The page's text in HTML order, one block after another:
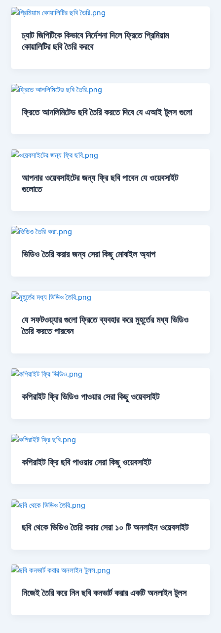
চ্যাট জিপিটিকে কিভাবে নির্দেশনা দিলে ফ্রিতে প্রিমিয়াম
কোয়ালিটির ছবি তৈরি করবে
ফ্রিতে আনলিমিটেড ছবি তৈরি করতে দিবে যে এআই টুলস গুলো
আপনার ওয়েবসাইটের জন্য ফ্রি ছবি পাবেন যে ওয়েবসাইট
গুলোতে
ভিডিও তৈরি করার জন্য সেরা কিছু মোবাইল অ্যাপ
যে সফটওয়্যার গুলো ফ্রিতে ব্যবহার করে মুহূর্তের মধ্য ভিডিও
তৈরি করতে পারবেন
কপিরাইট ফ্রি ভিডিও পাওয়ার সেরা কিছু ওয়েবসাইট
কপিরাইট ফ্রি ছবি পাওয়ার সেরা কিছু ওয়েবসাইট
ছবি থেকে ভিডিও তৈরি করার সেরা ১০ টি অনলাইন ওয়েবসাইট
নিজেই তৈরি করে নিন ছবি কনভার্ট করার একটি অনলাইন টুলস